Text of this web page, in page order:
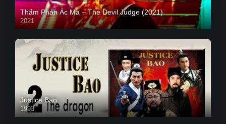
Thẩm Phán Ác Ma – The Devil Judge (2021)
2021
Justice Bao
1993